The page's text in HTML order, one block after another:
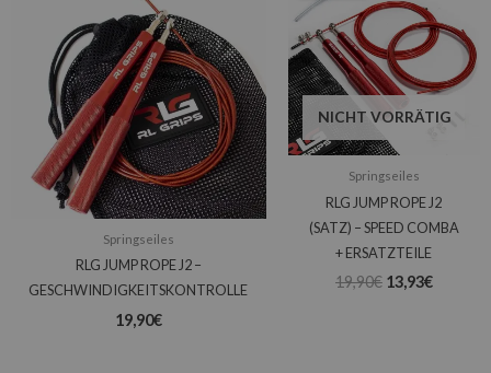
Springseiles
RLG JUMP ROPE J2 –
GESCHWINDIGKEITSKONTROLLE
19,90€
NICHT VORRÄTIG
Springseiles
RLG JUMP ROPE J2
(SATZ) – SPEED COMBA
+ ERSATZTEILE
19,90€
war:
19,90€
13,93€
ist:
13,93€.